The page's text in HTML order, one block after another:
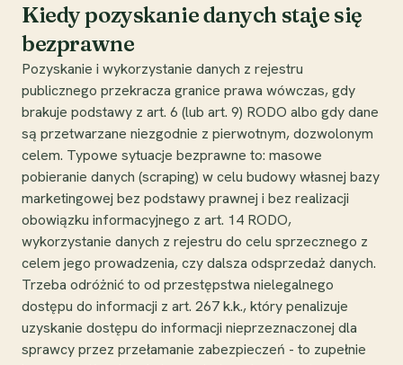
Kiedy pozyskanie danych staje się
bezprawne
Pozyskanie i wykorzystanie danych z rejestru
publicznego przekracza granice prawa wówczas, gdy
brakuje podstawy z art. 6 (lub art. 9) RODO albo gdy dane
są przetwarzane niezgodnie z pierwotnym, dozwolonym
celem. Typowe sytuacje bezprawne to: masowe
pobieranie danych (scraping) w celu budowy własnej bazy
marketingowej bez podstawy prawnej i bez realizacji
obowiązku informacyjnego z art. 14 RODO,
wykorzystanie danych z rejestru do celu sprzecznego z
celem jego prowadzenia, czy dalsza odsprzedaż danych.
Trzeba odróżnić to od przestępstwa nielegalnego
dostępu do informacji z art. 267 k.k., który penalizuje
uzyskanie dostępu do informacji nieprzeznaczonej dla
sprawcy przez przełamanie zabezpieczeń - to zupełnie